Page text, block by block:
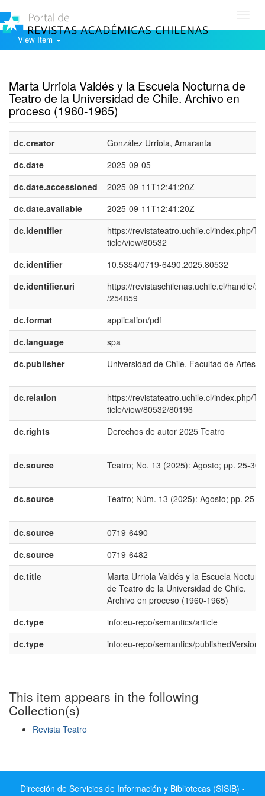
View Item
Marta Urriola Valdés y la Escuela Nocturna de
Teatro de la Universidad de Chile. Archivo en
proceso (1960-1965)
dc.creator
González Urriola, Amaranta
dc.date
2025-09-05
dc.date.accessioned
2025-09-11T12:41:20Z
dc.date.available
2025-09-11T12:41:20Z
dc.identifier
https://revistateatro.uchile.cl/index.php/
ticle/view/80532
dc.identifier
10.5354/0719-6490.2025.80532
dc.identifier.uri
https://revistaschilenas.uchile.cl/handle/
/254859
dc.format
application/pdf
dc.language
spa
dc.publisher
Universidad de Chile. Facultad de Artes
dc.relation
https://revistateatro.uchile.cl/index.php/
ticle/view/80532/80196
dc.rights
Derechos de autor 2025 Teatro
dc.source Teatro; No. 13 (2025): Agosto; pp. 25-30
dc.source Teatro; Núm. 13 (2025): Agosto; pp. 25-
dc.source
0719-6490
dc.source
0719-6482
dc.title
Marta Urriola Valdés y la Escuela
de Teatro de la Universidad de Chile.
Archivo en proceso (1960-1965)
dc.type
info:eu-repo/semantics/article
dc.type
info:eu-repo/semantics/publishedVersion
This item appears in the following
Collection(s)
Revista Teatro
Dirección de Servicios de Información y Bibliotecas (SISIB) -